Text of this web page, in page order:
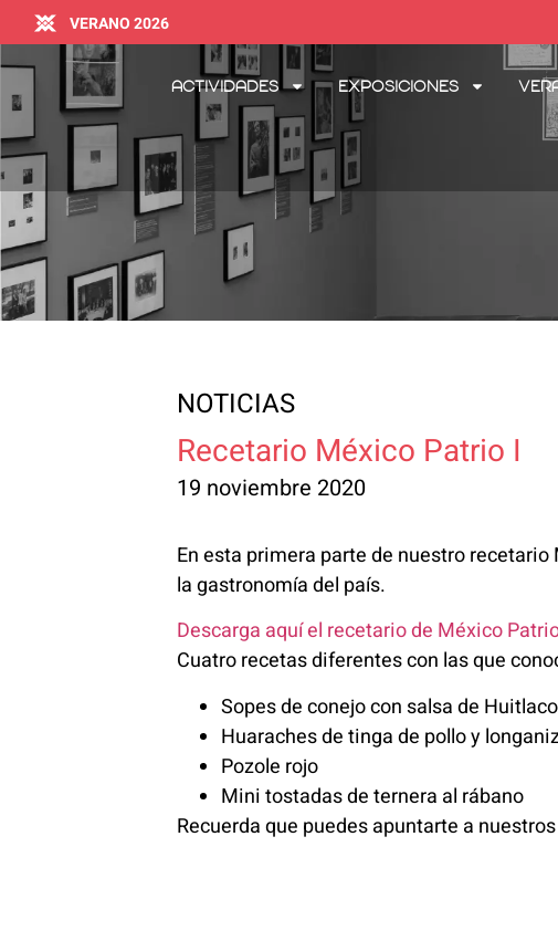
VERANO 2026
Actividades Exposiciones
NOTICIAS
Recetario México Patrio I
19 noviembre 2020
En esta primera parte de nuestro
la gastronomía del país.
Descarga aquí el recetario de México
Cuatro recetas diferentes con las que
Sopes de conejo con salsa de
Huaraches de tinga de pollo y
Pozole rojo
Mini tostadas de ternera al rábano
Recuerda que puedes apuntarte a